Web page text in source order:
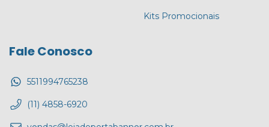
Kits Promocionais
Fale Conosco
5511994765238
(11) 4858-6920